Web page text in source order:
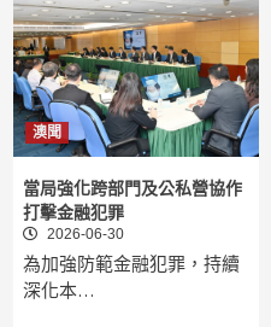
澳聞
當局強化跨部門及公私營協作
打擊金融犯罪
2026-06-30
為加強防範金融犯罪，持續
深化本…